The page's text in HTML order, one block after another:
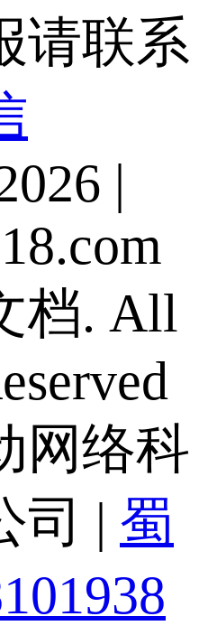
请联系
|
档. All
网络科
司 | 蜀